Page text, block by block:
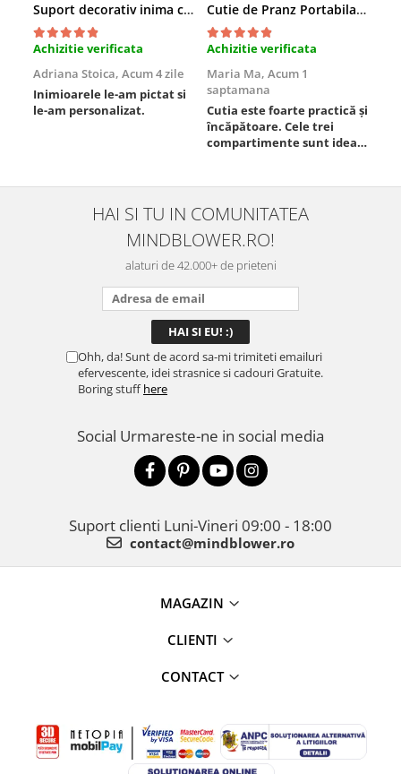
Suport decorativ inima cu mesaje, Cadou cu suflet
Achizitie verificata
Adriana Stoica, Acum 4 zile
Inimioarele le-am pictat si
le-am personalizat.
Cutie de Pranz Portabila cu Compartimente
Achizitie verificata
Maria Ma, Acum 1
saptamana
Cutia este foarte practică și
încăpătoare. Cele trei
compartimente sunt ideale
este sigură, fără scurgeri. O
folosesc aproape zilnic la
serviciu și sunt foarte
mulțumită.
HAI SI TU IN COMUNITATEA
MINDBLOWER.RO!
alaturi de 42.000+ de prieteni
Ohh, da! Sunt de acord sa-mi trimiteti emailuri
efervescente, idei strasnice si cadouri Gratuite.
Boring stuffhere
Social Urmareste-ne in social media
Suport clienti Luni-Vineri 09:00 - 18:00
contact@mindblower.ro
MAGAZIN
CLIENTI
CONTACT